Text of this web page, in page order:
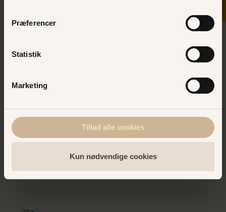
Præferencer
Statistik
Marketing
Tillad alle cookies
Kun nødvendige cookies
købes i
Personlige rabatter på bl.a. restauranter,
fastfood og spil på Bakken. Log ind og
se “Tilbud”
BLIV MEDLEM